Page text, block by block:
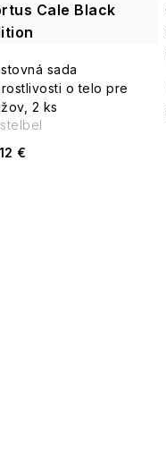
Cale Black
sada
o telo pre
2 ks
€